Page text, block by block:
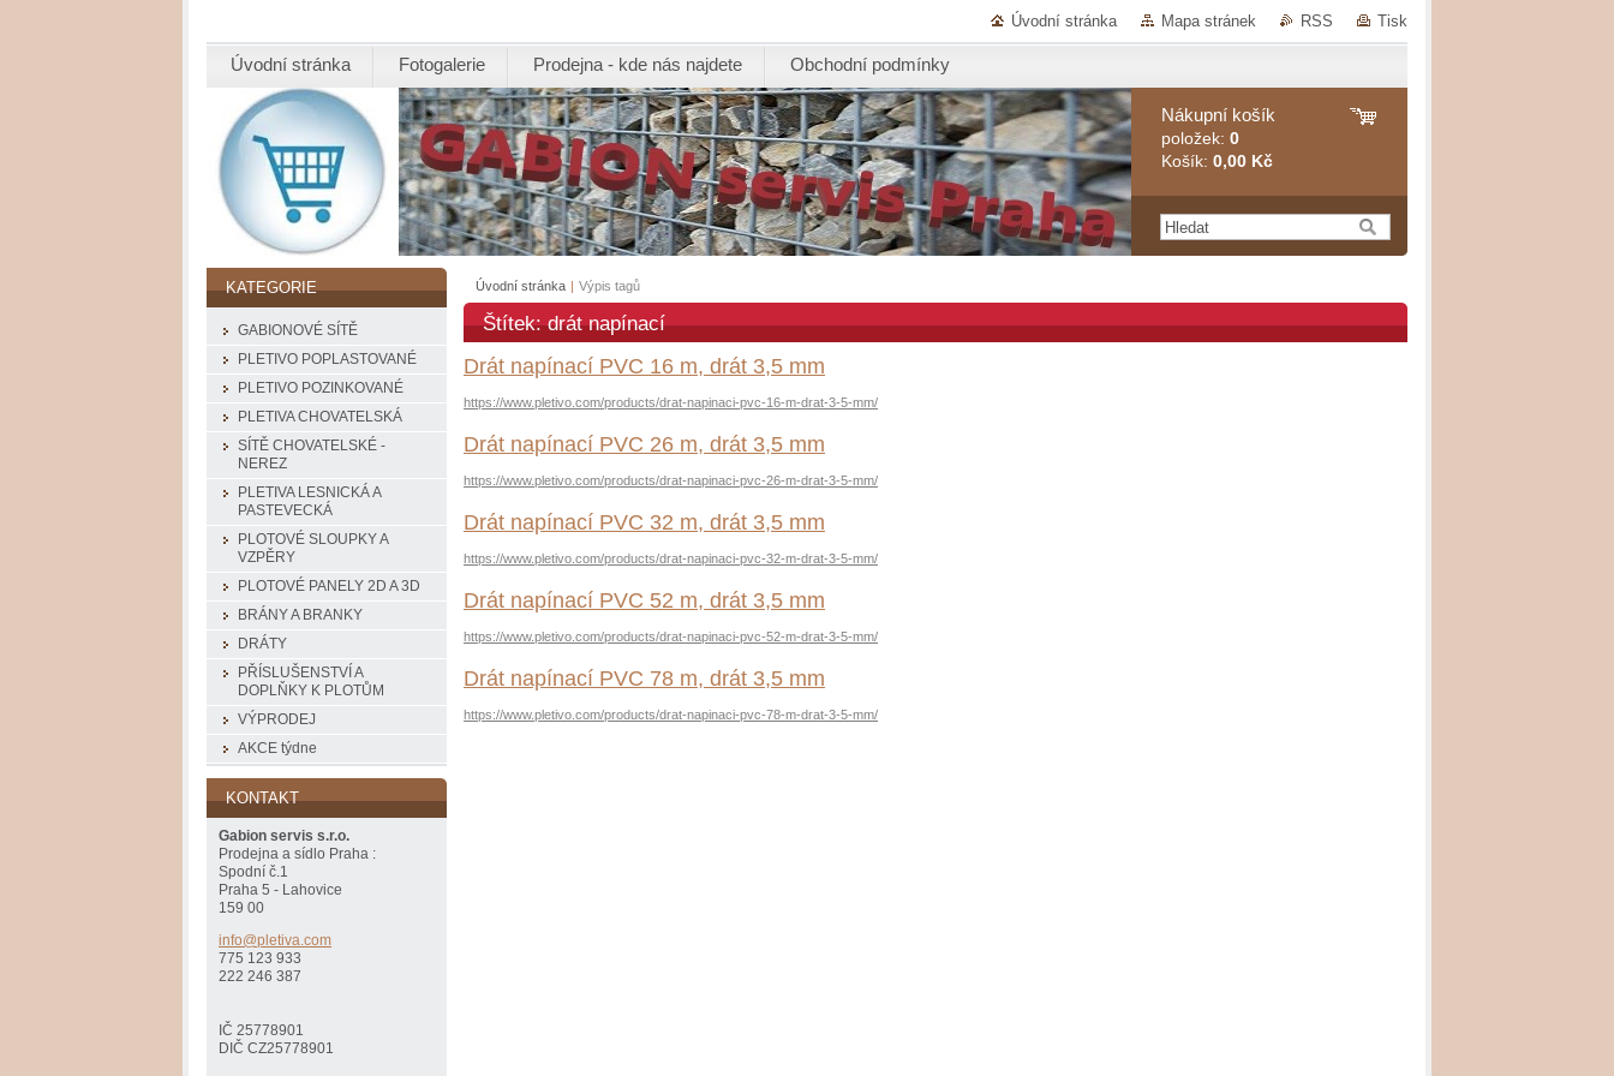
Úvodní stránka Mapa stránek RSS Tisk
Úvodní stránka Fotogalerie Prodejna - kde nás najdete Obchodní podmínky
Nákupní košík
položek: 0
Košík: 0,00 Kč
Úvodní stránka | Výpis tagů
Štítek: drát napínací
Drát napínací PVC 16 m, drát 3,5 mm
https://www.pletivo.com/products/drat-napinaci-pvc-16-m-drat-3-5-mm/
Drát napínací PVC 26 m, drát 3,5 mm
https://www.pletivo.com/products/drat-napinaci-pvc-26-m-drat-3-5-mm/
Drát napínací PVC 32 m, drát 3,5 mm
https://www.pletivo.com/products/drat-napinaci-pvc-32-m-drat-3-5-mm/
Drát napínací PVC 52 m, drát 3,5 mm
https://www.pletivo.com/products/drat-napinaci-pvc-52-m-drat-3-5-mm/
Drát napínací PVC 78 m, drát 3,5 mm
https://www.pletivo.com/products/drat-napinaci-pvc-78-m-drat-3-5-mm/
KATEGORIE
GABIONOVÉ SÍTĚ
PLETIVO POPLASTOVANÉ
PLETIVO POZINKOVANÉ
PLETIVA CHOVATELSKÁ
SÍTĚ CHOVATELSKÉ -
NEREZ
PLETIVA LESNICKÁ A
PASTEVECKÁ
PLOTOVÉ SLOUPKY A
VZPĚRY
PLOTOVÉ PANELY 2D A 3D
BRÁNY A BRANKY
DRÁTY
PŘÍSLUŠENSTVÍ A
DOPLŇKY K PLOTŮM
VÝPRODEJ
AKCE týdne
KONTAKT
Gabion servis s.r.o.
Prodejna a sídlo Praha :
Spodní č.1
Praha 5 - Lahovice
159 00
info@pletiva.com
775 123 933
222 246 387
IČ 25778901
DIČ CZ25778901